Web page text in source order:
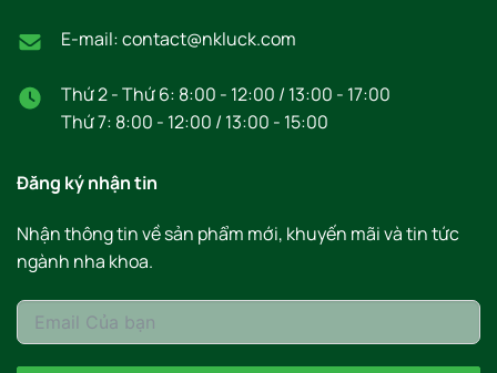
E-mail: contact@nkluck.com
Thứ 2 - Thứ 6: 8:00 - 12:00 / 13:00 - 17:00
Thứ 7: 8:00 - 12:00 / 13:00 - 15:00
Đăng ký nhận tin
Nhận thông tin về sản phẩm mới, khuyến mãi và tin tức
ngành nha khoa.